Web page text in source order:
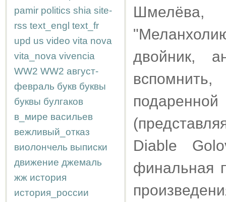
pamir politics shia site-
rss text_engl text_fr
upd us video vita nova
vita_nova vivencia
WW2 WW2 август-
февраль букв буквы
буквы булгаков
в_мире васильев
вежливый_отказ
виолончель выписки
движение джемаль
жж история
история_россии
двойник,
Diable
финальная